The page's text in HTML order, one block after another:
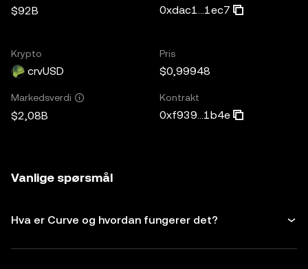
$92B 0xdac1...1ec7
Krypto
crvUSD
Pris
$0,99948
Markedsverdi
$2,08B
Kontrakt
0xf939...1b4e
Vanlige spørsmål
Hva er Curve og hvordan fungerer det?